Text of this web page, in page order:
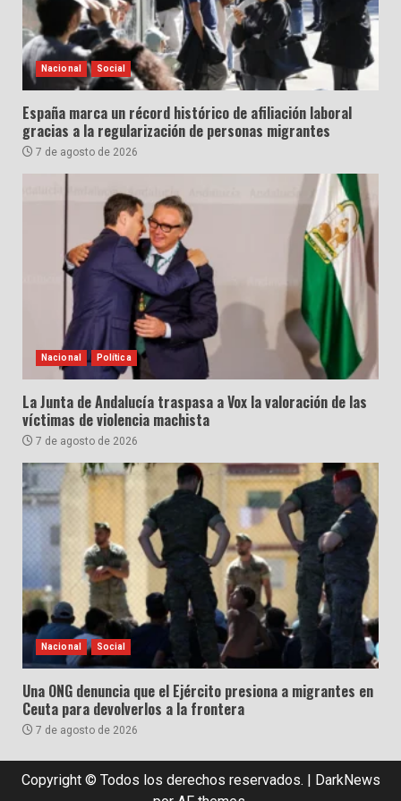
Nacional Social
España marca un récord histórico de afiliación laboral
gracias a la regularización de personas migrantes
7 de agosto de 2026
Nacional Política
La Junta de Andalucía traspasa a Vox la valoración de las
víctimas de violencia machista
7 de agosto de 2026
Nacional Social
Una ONG denuncia que el Ejército presiona a migrantes en
Ceuta para devolverlos a la frontera
7 de agosto de 2026
Copyright © Todos los derechos reservados. | DarkNews